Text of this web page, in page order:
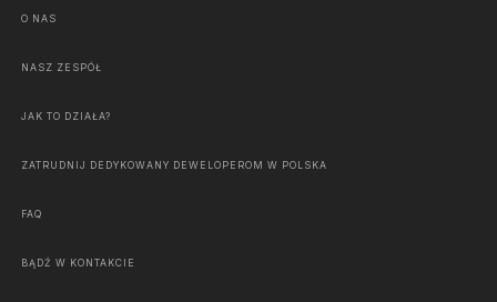
O NAS
NASZ ZESPÓŁ
JAK TO DZIAŁA?
ZATRUDNIJ DEDYKOWANY DEWELOPEROM W POLSKA
FAQ
BĄDŹ W KONTAKCIE